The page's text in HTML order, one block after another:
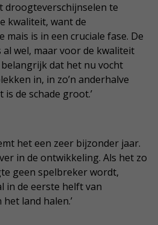
droogteverschijnselen te
kwaliteit, want de
is in een cruciale fase. De
wel, maar voor de kwaliteit
dat het nu vocht
in, in zo’n anderhalve
de schade groot.’
het een zeer bijzonder jaar.
in de ontwikkeling. Als het zo
geen spelbreker wordt,
in de eerste helft van
land halen.’